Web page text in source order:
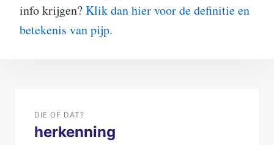
info krijgen?Klik dan hier voor de definitie en
betekenis van pijp.
navigatie
DIE OF DAT?
herkenning